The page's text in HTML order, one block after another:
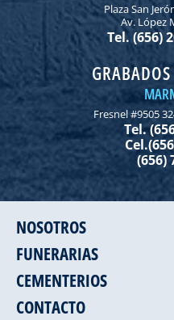
Plaza San
Av. López
Tel. (656)
Fresnel #9505
Tel.
(656)
NOSOTROS
FUNERARIAS
CEMENTERIOS
CONTACTO